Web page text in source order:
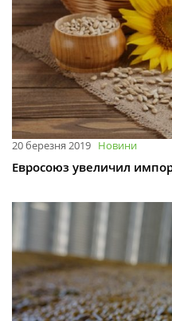
20 березня 2019 Новини
Евросоюз увеличил